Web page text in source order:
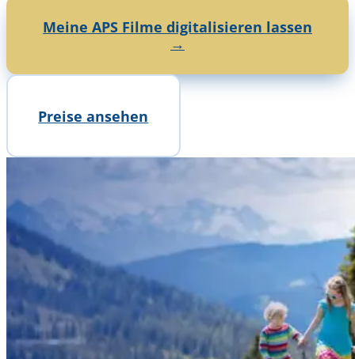
Meine APS Filme digitalisieren lassen
→
Preise ansehen